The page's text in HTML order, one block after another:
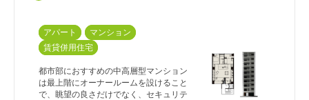
アパート
マンション
賃貸併用住宅
都市部におすすめの中高層型マンション
は最上階にオーナールームを設けること
で、眺望の良さだけでなく、セキュリテ